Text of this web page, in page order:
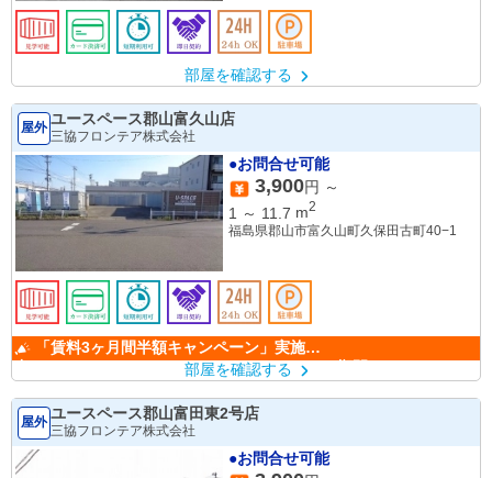
部屋を確認する
屋外 ユースペース郡山富久山店
三協フロンテア株式会社
●お問合せ可能
3,900円 ～
1
～ 11.7 m2
福島県郡山市富久山町久保田古町40−1
中！ （キャンペーン期間：6/1～9/30）
部屋を確認する
屋外 ユースペース郡山富田東2号店
三協フロンテア株式会社
●お問合せ可能